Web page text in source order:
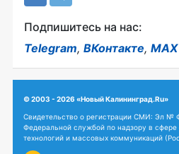
Подпишитесь на нас:
Telegram, ВКонтакте, MAX
© 2003 - 2026 «Новый Калининград.Ru»
Свидетельство о регистрации СМИ: Эл №
Федеральной службой по надзору в
технологий и массовых коммуникаций